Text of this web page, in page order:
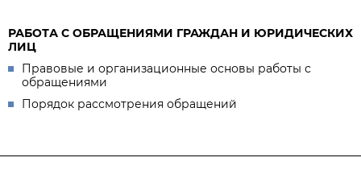
РАБОТА С ОБРАЩЕНИЯМИ ГРАЖДАН И ЮРИДИЧЕСКИХ
ЛИЦ
Правовые и организационные основы работы с
обращениями
Порядок рассмотрения обращений